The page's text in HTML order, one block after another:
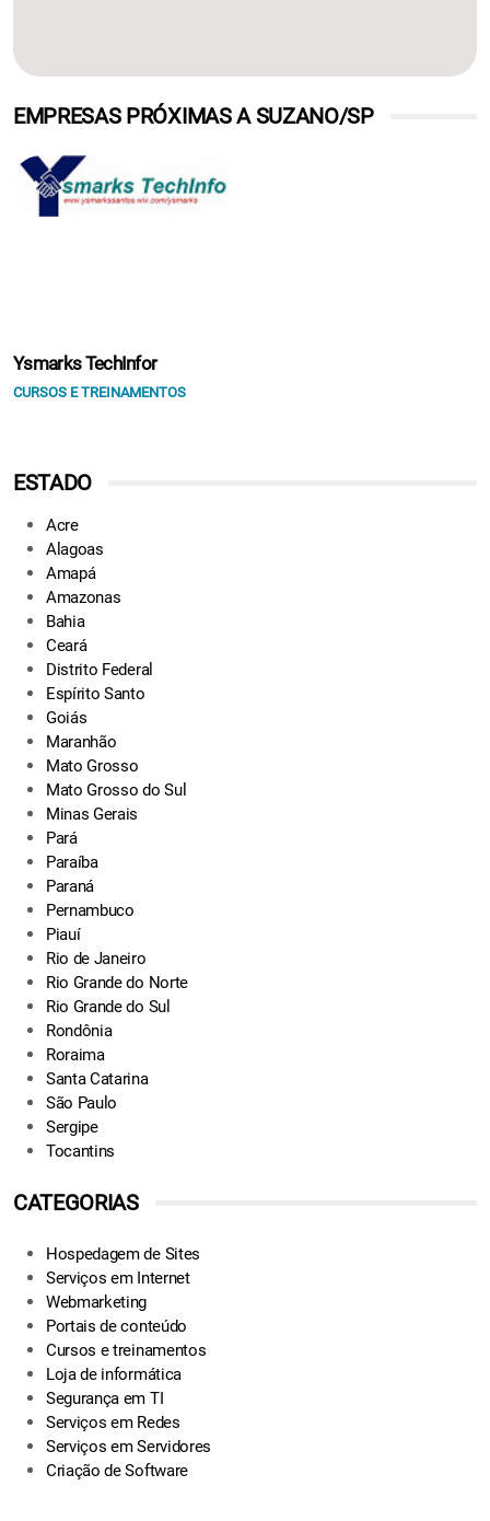
EMPRESAS PRÓXIMAS A SUZANO/SP
Ysmarks TechInfor
CURSOS E TREINAMENTOS
ESTADO
Acre
Alagoas
Amapá
Amazonas
Bahia
Ceará
Distrito Federal
Espírito Santo
Goiás
Maranhão
Mato Grosso
Mato Grosso do Sul
Minas Gerais
Pará
Paraíba
Paraná
Pernambuco
Piauí
Rio de Janeiro
Rio Grande do Norte
Rio Grande do Sul
Rondônia
Roraima
Santa Catarina
São Paulo
Sergipe
Tocantins
CATEGORIAS
Hospedagem de Sites
Serviços em Internet
Webmarketing
Portais de conteúdo
Cursos e treinamentos
Loja de informática
Segurança em TI
Serviços em Redes
Serviços em Servidores
Criação de Software